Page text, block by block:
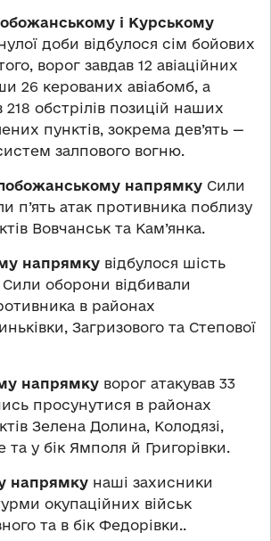
і Курському
доби відбулося сім бойових
ворог завдав 12 авіаційних
26 керованих авіабомб, а
обстрілів позицій наших
пунктів, зокрема дев’ять —
залпового вогню.
напрямку Сили
п’ять атак противника поблизу
Вовчанськ та Кам’янка.
напрямку відбулося шість
Сили оборони відбивали
в районах
Загризового та Степової
напрямку ворог атакував 33
просунутися в районах
Зелена Долина, Колодязі,
у бік Ямполя й Григорівки.
напрямку наші захисники
окупаційних військ
та в бік Федорівки..